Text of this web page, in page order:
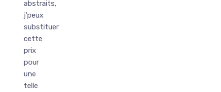
abstraits,
j’peux
substituer
cette
prix
pour
une
telle